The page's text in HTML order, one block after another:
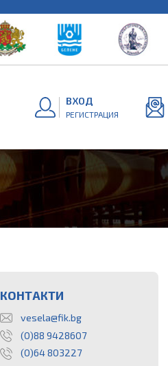
ВХОД
РЕГИСТРАЦИЯ
КОНТАКТИ
vesela@fik.bg
(0)88 9428607
(0)64 803227